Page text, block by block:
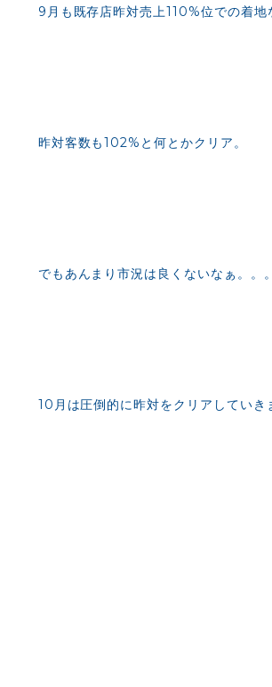
9月も既存店昨対売上110%位での着地
昨対客数も102%と何とかクリア。
でもあんまり市況は良くないなぁ。。。
10月は圧倒的に昨対をクリアしていき